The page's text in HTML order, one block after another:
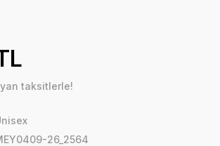
taksitlerle!
26_2564